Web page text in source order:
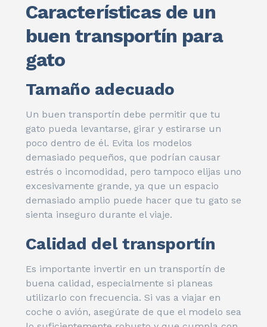
Características de un
buen transportín para
gato
Tamaño adecuado
Un buen transportín debe permitir que tu
gato pueda levantarse, girar y estirarse un
poco dentro de él. Evita los modelos
demasiado pequeños, que podrían causar
estrés o incomodidad, pero tampoco elijas uno
excesivamente grande, ya que un espacio
demasiado amplio puede hacer que tu gato se
sienta inseguro durante el viaje.
Calidad del transportín
Es importante invertir en un transportín de
buena calidad, especialmente si planeas
utilizarlo con frecuencia. Si vas a viajar en
coche o avión, asegúrate de que el modelo sea